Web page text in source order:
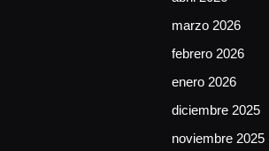
marzo 2026
febrero 2026
enero 2026
diciembre 2025
noviembre 2025